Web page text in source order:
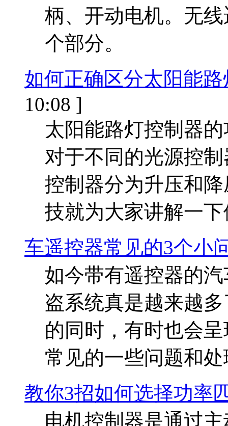
柄、开动电机。无
个部分。
如何正确区分太阳能
10:08 ]
太阳能路灯控制器
对于不同的光源控
控制器分为升压和
技就为大家讲解一
车遥控器常见的3个小
如今带有遥控器的
盗系统真是越来越
的同时，有时也会
常见的一些问题和
教你3招如何选择功率
电机控制器是通过